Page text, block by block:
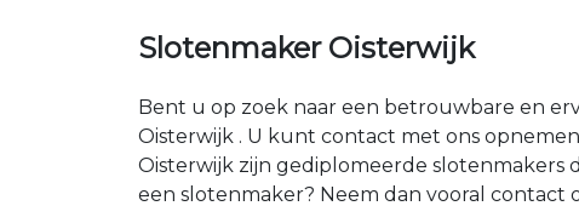
Slotenmaker Oisterwijk
Bent u op zoek naar een betrouwbare en
Oisterwijk . U kunt contact met ons
Oisterwijk zijn gediplomeerde
een slotenmaker? Neem dan vooral contact